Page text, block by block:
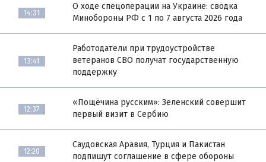
14:31
О ходе спецоперации на Украине: сводка
Минобороны РФ с 1 по 7 августа 2026 года
13:41
Работодатели при трудоустройстве
ветеранов СВО получат государственную
поддержку
12:37
«Пощёчина русским»: Зеленский совершит
первый визит в Сербию
12:20
Саудовская Аравия, Турция и Пакистан
подпишут соглашение в сфере обороны